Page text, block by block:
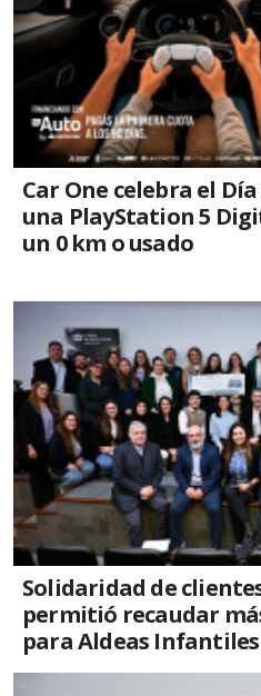
Car One celebra el
una PlayStation 5
un 0 km o usado
Solidaridad de
permitió recaudar
para Aldeas Infantiles